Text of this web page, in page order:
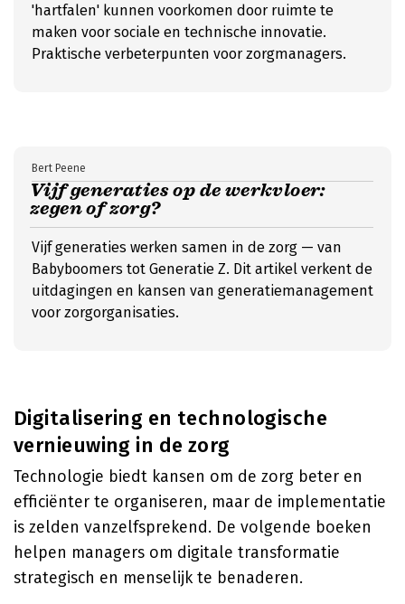
'hartfalen' kunnen voorkomen door ruimte te
maken voor sociale en technische innovatie.
Praktische verbeterpunten voor zorgmanagers.
Vijf generaties op de werkvloer:
zegen of zorg?
Bert Peene
Vijf generaties werken samen in de zorg — van
Babyboomers tot Generatie Z. Dit artikel verkent de
uitdagingen en kansen van generatiemanagement
voor zorgorganisaties.
Digitalisering en technologische
vernieuwing in de zorg
Technologie biedt kansen om de zorg beter en
efficiënter te organiseren, maar de implementatie
is zelden vanzelfsprekend. De volgende boeken
helpen managers om digitale transformatie
strategisch en menselijk te benaderen.